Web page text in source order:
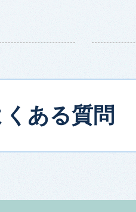
くある質問